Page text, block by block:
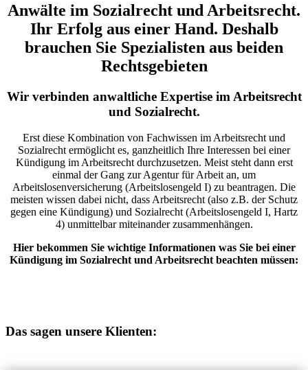
Anwälte im Sozialrecht und Arbeitsrecht.
Ihr Erfolg aus einer Hand. Deshalb
brauchen Sie Spezialisten aus beiden
Rechtsgebieten
Wir verbinden anwaltliche Expertise im Arbeitsrecht
und Sozialrecht.
Erst diese Kombination von Fachwissen im Arbeitsrecht und
Sozialrecht ermöglicht es, ganzheitlich Ihre Interessen bei einer
Kündigung im Arbeitsrecht durchzusetzen. Meist steht dann erst
einmal der Gang zur Agentur für Arbeit an, um
Arbeitslosenversicherung (Arbeitslosengeld I) zu beantragen. Die
meisten wissen dabei nicht, dass Arbeitsrecht (also z.B. der Schutz
gegen eine Kündigung) und Sozialrecht (Arbeitslosengeld I, Hartz
4) unmittelbar miteinander zusammenhängen.
Hier bekommen Sie wichtige Informationen was Sie bei einer
Kündigung im Sozialrecht und Arbeitsrecht beachten müssen:
Das sagen unsere Klienten: